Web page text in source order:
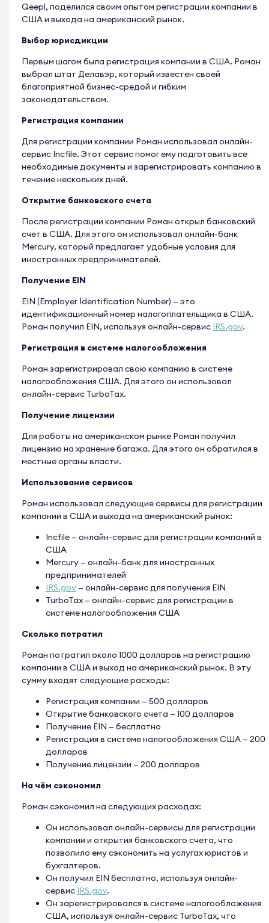
Qeepl, поделился своим опытом регистрации компании в
США и выхода на американский рынок.
Выбор юрисдикции
Первым шагом была регистрация компании в США. Роман
выбрал штат Делавэр, который известен своей
благоприятной бизнес-средой и гибким
законодательством.
Регистрация компании
Для регистрации компании Роман использовал онлайн-
сервис Incfile. Этот сервис помог ему подготовить все
необходимые документы и зарегистрировать компанию в
течение нескольких дней.
Открытие банковского счета
После регистрации компании Роман открыл банковский
счет в США. Для этого он использовал онлайн-банк
Mercury, который предлагает удобные условия для
иностранных предпринимателей.
Получение EIN
EIN (Employer Identification Number) — это
идентификационный номер налогоплательщика в США.
Роман получил EIN, используя онлайн-сервис IRS.gov.
Регистрация в системе налогообложения
Роман зарегистрировал свою компанию в системе
налогообложения США. Для этого он использовал
онлайн-сервис TurboTax.
Получение лицензии
Для работы на американском рынке Роман получил
лицензию на хранение багажа. Для этого он обратился в
местные органы власти.
Использование сервисов
Роман использовал следующие сервисы для регистрации
компании в США и выхода на американский рынок:
Incfile — онлайн-сервис для регистрации компаний в
США
Mercury — онлайн-банк для иностранных
предпринимателей
IRS.gov — онлайн-сервис для получения EIN
TurboTax — онлайн-сервис для регистрации в
системе налогообложения США
Сколько потратил
Роман потратил около 1000 долларов на регистрацию
компании в США и выход на американский рынок. В эту
сумму входят следующие расходы:
Регистрация компании — 500 долларов
Открытие банковского счета — 100 долларов
Получение EIN — бесплатно
Регистрация в системе налогообложения США — 200
долларов
Получение лицензии — 200 долларов
На чём сэкономил
Роман сэкономил на следующих расходах:
Он использовал онлайн-сервисы для регистрации
компании и открытия банковского счета, что
позволило ему сэкономить на услугах юристов и
бухгалтеров.
Он получил EIN бесплатно, используя онлайн-
сервис IRS.gov.
Он зарегистрировался в системе налогообложения
США, используя онлайн-сервис TurboTax, что